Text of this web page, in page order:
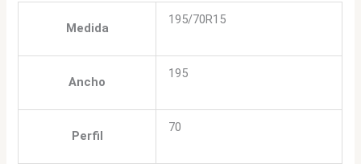
Medida
195/70R15
Ancho
195
Perfil
70